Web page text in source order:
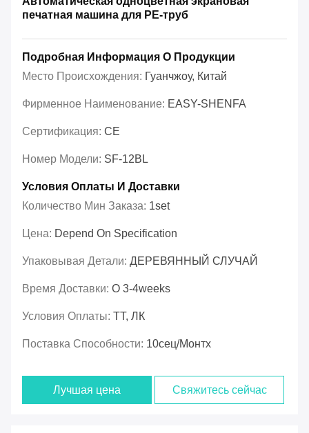
печатная машина для PE-труб
Подробная Информация О Продукции
Место Происхождения: Гуанчжоу, Китай
Фирменное Наименование: EASY-SHENFA
Сертификация: CE
Номер Модели: SF-12BL
Условия Оплаты И Доставки
Количество Мин Заказа: 1set
Цена: Depend On Specification
Упаковывая Детали: ДЕРЕВЯННЫЙ СЛУЧАЙ
Время Доставки: О 3-4weeks
Условия Оплаты: ТТ, ЛК
Поставка Способности: 10сец/монтх
Лучшая цена Свяжитесь сейчас